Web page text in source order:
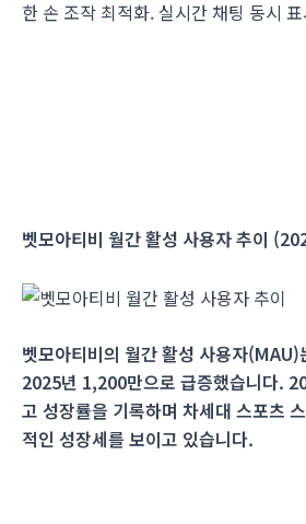
한 손 조작 최적화. 실시간 채팅 동시
벳모아티비 월간 활성 사용자 추이
벳모아티비의 월간 활성 사용자
2025년 1,200만으로 급증했습니다.
고 성장률을 기록하며 차세대 스포츠
적인 성장세를 보이고 있습니다.